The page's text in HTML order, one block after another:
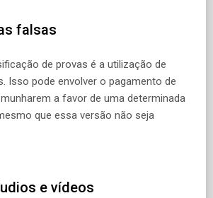
falsas
de provas é a utilização de
Isso pode envolver o pagamento de
a favor de uma determinada
que essa versão não seja
e vídeos